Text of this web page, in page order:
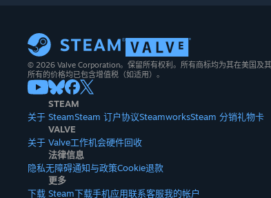
© 2026 Valve Corporation。保留所有权利。所有商标均为其在美国及其
所有的价格均已包含增值税（如适用）。
STEAM
关于 SteamSteam 订户协议SteamworksSteam 分销礼物卡
VALVE
关于 Valve工作机会硬件回收
法律信息
隐私无障碍通知与政策Cookie退款
更多
下载 Steam下载手机应用联系客服我的帐户